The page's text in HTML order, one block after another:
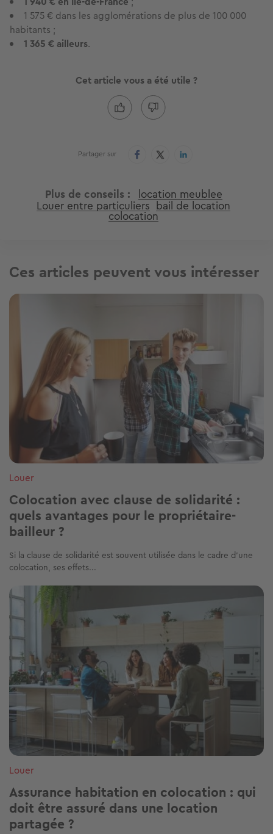
1 575 € dans les agglomérations de plus de 100 000
habitants ;
1 365 € ailleurs.
Cet article vous a été utile ?
Partager sur
Plus de conseils location meublee
Louer entre particuliers bail de location
colocation
Ces articles peuvent vous intéresser
Image
Louer
Colocation avec clause de solidarité :
quels avantages pour le propriétaire-
bailleur ?
Si la clause de solidarité est souvent utilisée dans le cadre d’une
colocation, ses effets...
Image
Louer
Assurance habitation en colocation : qui
doit être assuré dans une location
partagée ?